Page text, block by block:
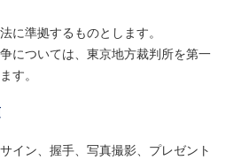
に準拠するものとします。
については、東京地方裁判所を第一
す。
イン、握手、写真撮影、プレゼント